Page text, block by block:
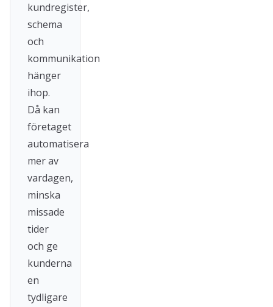
kundregister,
schema
och
kommunikation
hänger
ihop.
Då kan
företaget
automatisera
mer av
vardagen,
minska
missade
tider
och ge
kunderna
en
tydligare